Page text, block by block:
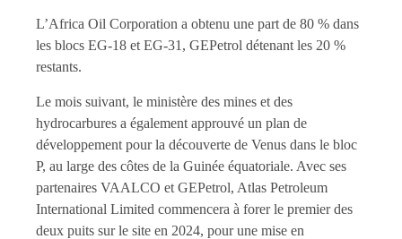
L’Africa Oil Corporation a obtenu une part de 80 % dans
les blocs EG-18 et EG-31, GEPetrol détenant les 20 %
restants.
Le mois suivant, le ministère des mines et des
hydrocarbures a également approuvé un plan de
développement pour la découverte de Venus dans le bloc
P, au large des côtes de la Guinée équatoriale. Avec ses
partenaires VAALCO et GEPetrol, Atlas Petroleum
International Limited commencera à forer le premier des
deux puits sur le site en 2024, pour une mise en